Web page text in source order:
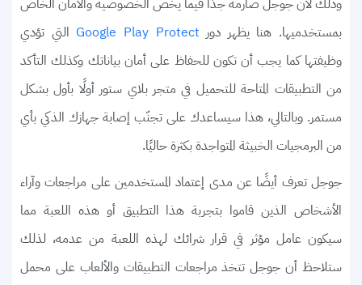
وذلك لأن جوجل صارمة جدًا فيما يخص الخصوصية والأمان الخاص
بمستخدميها. هنا يظهر دور Google Play Protect التي تؤدي
وظيفتها كما يجب أن تكون للحفاظ على أمان بياناتك وكذلك التأكد
من التطبيقات المتاحة للتحميل في متجر بلاي ستور أولًا بأول بشكل
مستمر. وبالتالي، هذا سيساعدك على تجنّب إصابة جهازك الذكي بأي
من البرمجيات الخبيثة المتواجدة بكثرة حاليًا.
جوجل تعرف أيضًا عن مدى إعتماد المستخدمين على مراجعات وآراء
الأشخاص الذين قاموا بتجربة هذا التطبيق أو هذه اللعبة مما
سيكون عامل مؤثر في قرار شرائك لهذه اللعبة من عدمه، لذلك
ستلاحظ أن جوجل تتخذ مراجعات التطبيقات والألعاب على محمل